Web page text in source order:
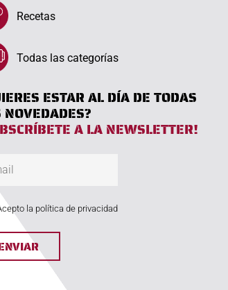
Recetas
Todas las categorías
ESTAR AL DÍA DE TODAS
NOVEDADES?
A LA NEWSLETTER!
la política de privacidad